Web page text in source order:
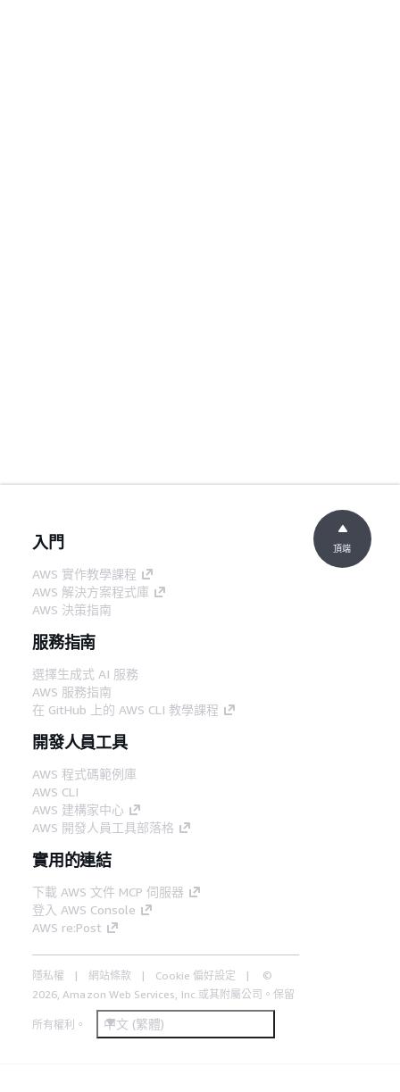
入門
AWS 實作教學課程
AWS 解決方案程式庫
AWS 決策指南
服務指南
選擇生成式 AI 服務
AWS 服務指南
在 GitHub 上的 AWS CLI 教學課程
開發人員工具
AWS 程式碼範例庫
AWS CLI
AWS 建構家中心
AWS 開發人員工具部落格
實用的連結
下載 AWS 文件 MCP 伺服器
登入 AWS Console
AWS re:Post
隱私權 網站條款 Cookie 偏好設定
©
2026, Amazon Web Services, Inc.或其附屬公司。保留
所有權利。 中文 (繁體)
頂端